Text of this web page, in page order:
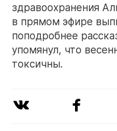
здравоохранения
в прямом эфире
поподробнее
упомянул, что
токсичны.